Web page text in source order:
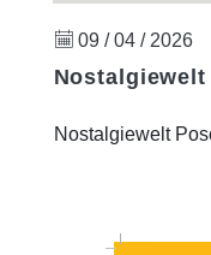
09 / 04 / 2026
Nostalgiewelt